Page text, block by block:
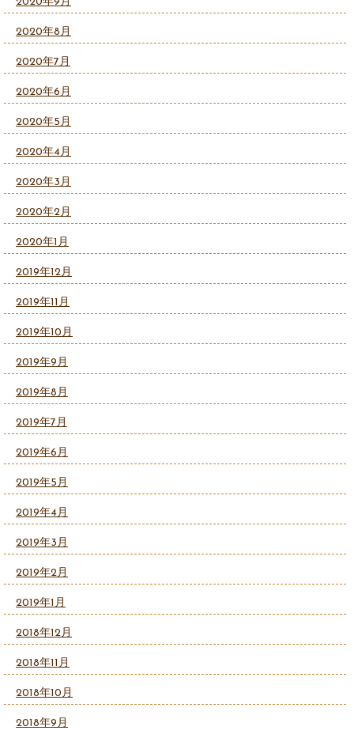
2020年8月
2020年7月
2020年6月
2020年5月
2020年4月
2020年3月
2020年2月
2020年1月
2019年12月
2019年11月
2019年10月
2019年9月
2019年8月
2019年7月
2019年6月
2019年5月
2019年4月
2019年3月
2019年2月
2019年1月
2018年12月
2018年11月
2018年10月
2018年9月